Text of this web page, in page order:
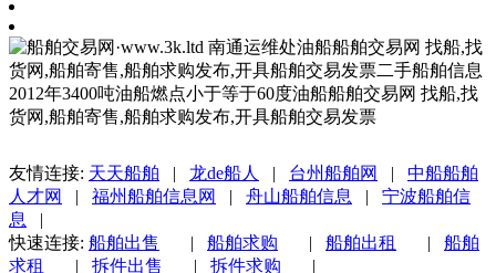
友情连接: 天天船舶 | 龙de船人 | 台州船舶网 | 中船船舶
人才网
| 福州船舶信息网 | 舟山船舶信息 | 宁波船舶信
息 |
快速连接: 船舶出售 | 船舶求购 | 船舶出租 | 船舶
求租
| 拆件出售 | 拆件求购 |